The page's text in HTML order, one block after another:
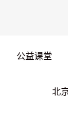
公益课堂
北